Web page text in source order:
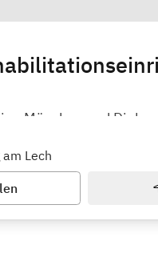
München und
Lech